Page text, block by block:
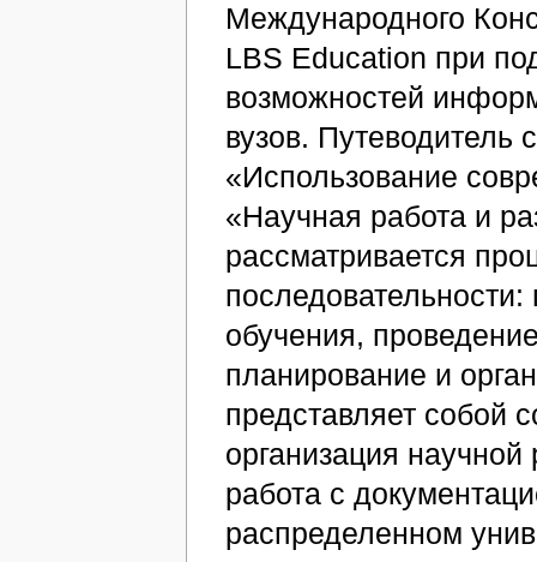
Международного
LBS Education при
возможностей
вузов. Путеводитель
«Использование
«Научная работа и
рассматривается
последовательности:
обучения,
планирование и
представляет собой
организация
работа с
распределенном